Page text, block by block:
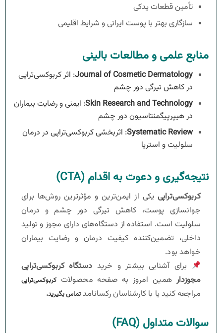
تأمین قطعات یدکی
سازگاری بهتر با پوست ایرانی و شرایط اقلیمی
منابع علمی و مطالعات بالینی
Journal of Cosmetic Dermatology: اثر کربوکسی‌تراپی
در کاهش تیرگی دور چشم
Skin Research and Technology: ایمنی و رضایت بیماران
در هیپرپیگمنتاسیون دور چشم
Systematic Review: اثربخشی کربوکسی‌تراپی در درمان
سلولیت و استریا
نتیجه‌گیری و دعوت به اقدام (CTA)
کربوکسی‌تراپی یکی از ایمن‌ترین و مؤثرترین روش‌ها برای
جوانسازی پوست، کاهش تیرگی دور چشم و درمان
سلولیت است. استفاده از دستگاه‌های دارای مجوز و تولید
داخلی، تضمین‌کننده کیفیت درمان و رضایت بیماران
خواهد بود.
برای آشنایی بیشتر و خرید دستگاه کربوکسی‌تراپی
مجوزدار همین امروز به صفحه محصولات کربوکسی‌تراپی
مراجعه کنید یا با کارشناسان رکسانامدتماس بگیرید.
سوالات متداول (FAQ)